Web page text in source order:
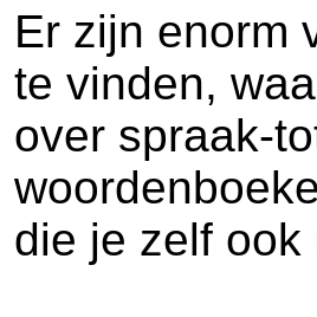
Er zijn enorm
te vinden,
over spraak-
die je zelf